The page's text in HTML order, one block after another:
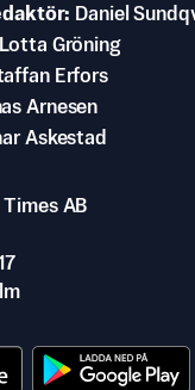
Daniel
Lotta Gröning
Erfors
Arnesen
Askestad
AB